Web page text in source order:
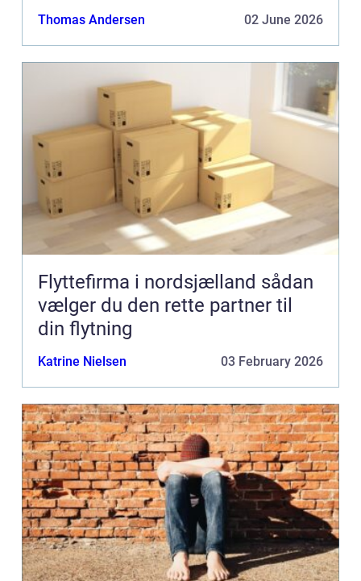
Thomas Andersen 02 June 2026
Flyttefirma i nordsjælland sådan
vælger du den rette partner til
din flytning
Katrine Nielsen 03 February 2026